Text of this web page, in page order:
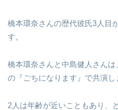
橋本環奈さんの歴代彼氏3人目
す。
橋本環奈さんと中島健人さん
の『ごちになります』で共演し
2人は年齢が近いこともあり、